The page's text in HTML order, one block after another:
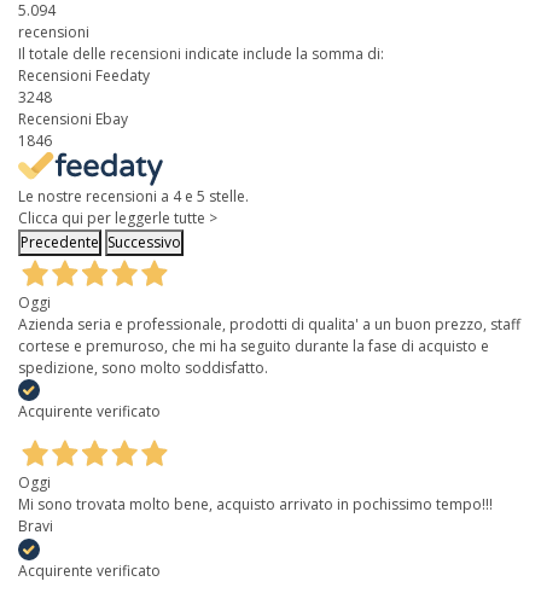
5.094
recensioni
Il totale delle recensioni indicate include la somma di:
Recensioni Feedaty
3248
Recensioni Ebay
1846
Le nostre recensioni a 4 e 5 stelle.
Clicca qui per leggerle tutte >
Precedente Successivo
Oggi
Azienda seria e professionale, prodotti di qualita' a un buon prezzo, staff
cortese e premuroso, che mi ha seguito durante la fase di acquisto e
spedizione, sono molto soddisfatto.
Acquirente verificato
Oggi
Mi sono trovata molto bene, acquisto arrivato in pochissimo tempo!!!
Bravi
Acquirente verificato